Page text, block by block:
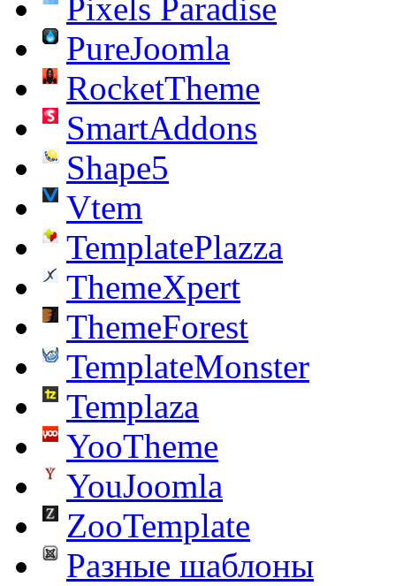
Pixels Paradise
PureJoomla
RocketTheme
SmartAddons
Shape5
Vtem
TemplatePlazza
ThemeXpert
ThemeForest
TemplateMonster
Templaza
YooTheme
YouJoomla
ZooTemplate
Разные шаблоны